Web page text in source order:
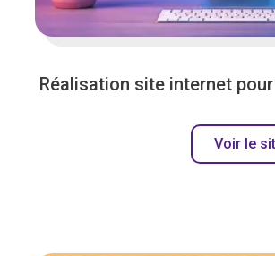
Réalisation site internet
Voir le